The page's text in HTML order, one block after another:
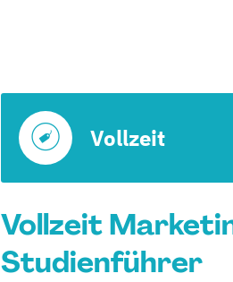
Vollzeit
Vollzeit
Studienführer